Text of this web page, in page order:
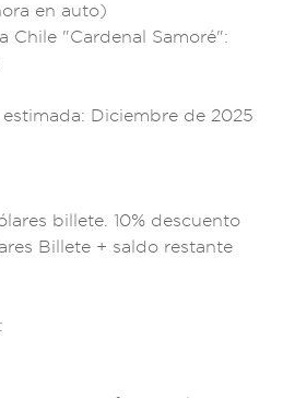
en auto)
Chile "Cardenal Samoré":
imada: Diciembre de 2025
bill ete. 10% descuento
s Billete + sa ldo restante
: